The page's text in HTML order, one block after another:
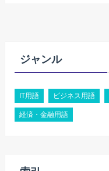
ジャンル
IT用語 ビジネス用語
経済・金融用語